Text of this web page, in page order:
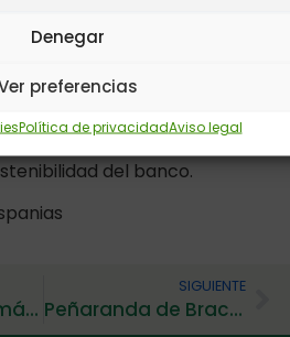
Denegar
preferencias
Política de privacidadAviso legal
Aspanias Burgos se
línea social de nuestro Plan
desarrollado desde el
del banco.
El Foro reclama más participación en la Asamblea de la Federación
SIGUIENTE
Peñaranda de Bracamonte y El Puente, cómplices de la accesibilidad cognitiva